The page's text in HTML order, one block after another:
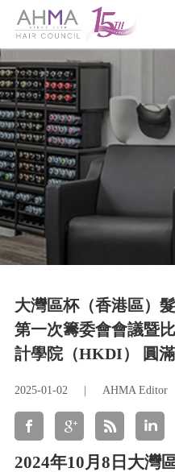
大灣區杯（香港區）
第一次籌委會會議暨
計學院（HKDI） 圓滿
2025-01-02 AHMA Editor
2024年10月8日大灣